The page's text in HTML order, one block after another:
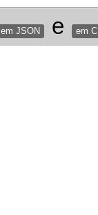
em JSON e em